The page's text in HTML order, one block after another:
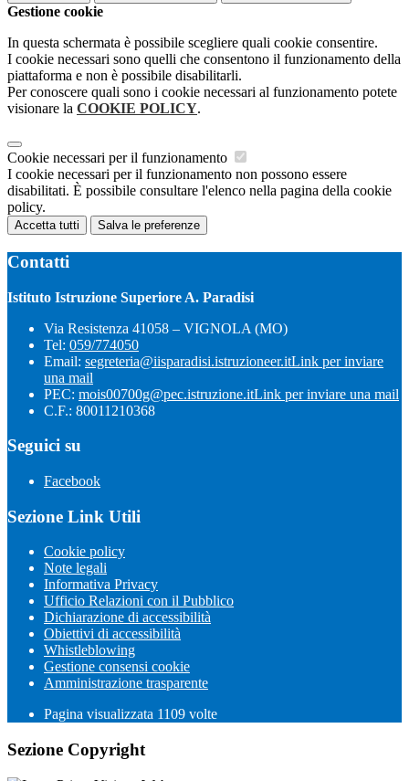
Gestione cookie
In questa schermata è possibile scegliere quali cookie consentire.
I cookie necessari sono quelli che consentono il funzionamento della
piattaforma e non è possibile disabilitarli.
Per conoscere quali sono i cookie necessari al funzionamento potete
visionare la COOKIE POLICY.
Cookie necessari per il funzionamento
I cookie necessari per il funzionamento non possono essere
disabilitati. È possibile consultare l'elenco nella pagina della cookie
policy.
Accetta tutti Salva le preferenze
Contatti
Istituto Istruzione Superiore A. Paradisi
Via Resistenza 41058 – VIGNOLA (MO)
Tel: 059/774050
Email: segreteria@iisparadisi.istruzioneer.itLink per inviare
una mail
PEC: mois00700g@pec.istruzione.itLink per inviare una mail
C.F.: 80011210368
Seguici su
Facebook
Sezione Link Utili
Cookie policy
Note legali
Informativa Privacy
Ufficio Relazioni con il Pubblico
Dichiarazione di accessibilità
Obiettivi di accessibilità
Whistleblowing
Gestione consensi cookie
Amministrazione trasparente
Pagina visualizzata 1109 volte
Sezione Copyright